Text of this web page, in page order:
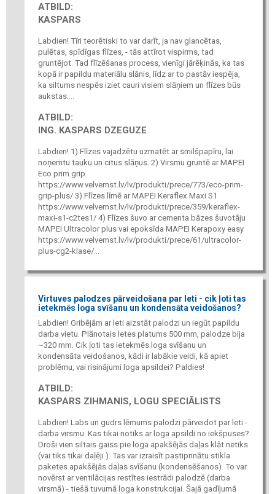
ATBILD:
KASPARS
Labdien! Tīri teorētiski to var darīt, ja nav glancētas,
pulētas, spīdīgas flīzes, - tās attīrot vispirms, tad
gruntējot. Tad flīzēšanas process, vienīgi jārēķinās, ka tas
kopā ir papildu materiālu slānis, līdz ar to pastāv iespēja,
ka siltums nespēs iziet cauri visiem slāņiem un flīzes būs
aukstas....
ATBILD:
ING. KASPARS DZEGUZE
Labdien! 1) Flīzes vajadzētu uzmatēt ar smilšpapīru, lai
noņemtu tauku un citus slāņus. 2) Virsmu gruntē ar MAPEI
Eco prim grip
https://www.velvemst.lv/lv/produkti/prece/773/eco-prim-
grip-plus/ 3) Flīzes līmē ar MAPEI Keraflex Maxi S1
https://www.velvemst.lv/lv/produkti/prece/359/keraflex-
maxi-s1-c2tes1/ 4) Flīzes šuvo ar cementa bāzes šuvotāju
MAPEI Ultracolor plus vai epoksīda MAPEI Kerapoxy easy
https://www.velvemst.lv/lv/produkti/prece/61/ultracolor-
plus-cg2-klase/...
Virtuves palodzes pārveidošana par leti - cik ļoti tas
ietekmēs loga svīšanu un kondensāta veidošanos?
Labdien! Gribējām ar leti aizstāt palodzi un iegūt papildu
darba vietu. Plānotais letes platums 500 mm, palodze bija
~320 mm. Cik ļoti tas ietekmēs loga svīšanu un
kondensāta veidošanos, kādi ir labākie veidi, kā apiet
problēmu, vai risinājumi loga apsildei? Paldies!
ATBILD:
KASPARS ZIHMANIS, LOGU SPECIĀLISTS
Labdien! Labs un gudrs lēmums palodzi pārveidot par leti -
darba virsmu. Kas tikai notiks ar loga apsildi no iekšpuses?
Droši vien siltais gaiss pie loga apakšējās daļas klāt netiks
(vai tiks tikai daļēji ). Tas var izraisīt pastiprinātu stikla
paketes apakšējās daļas svīšanu (kondensēšanos). To var
novērst ar ventilācijas restītes iestrādi palodzē (darba
virsmā) - tiešā tuvumā loga konstrukcijai. Šajā gadījumā